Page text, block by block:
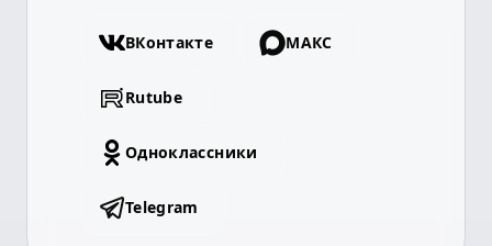
ВКонтакте МАКС
Rutube
Одноклассники
Telegram